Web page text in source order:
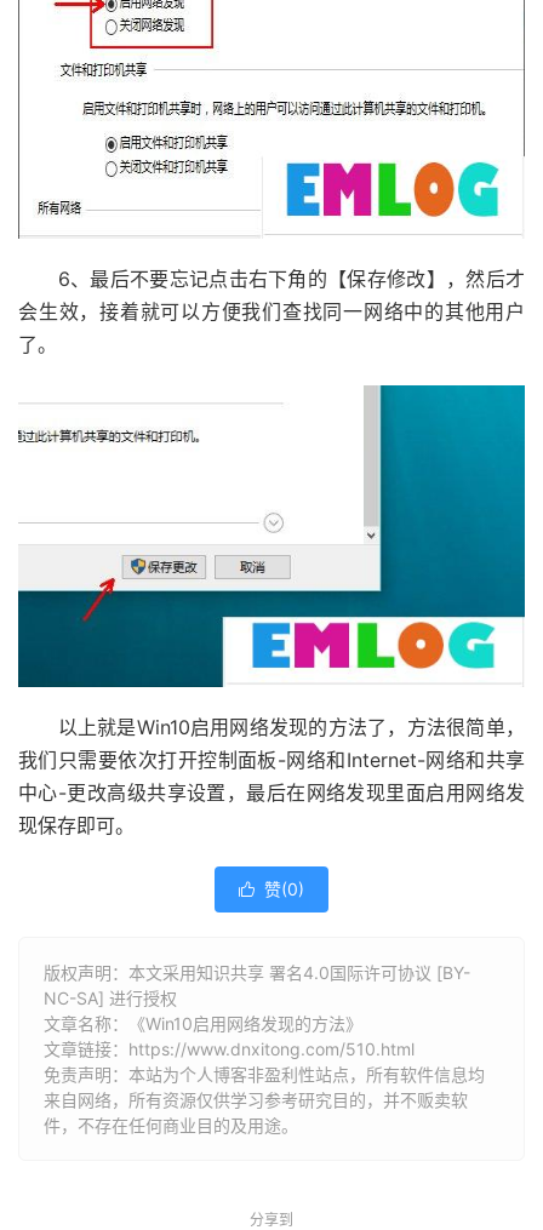
6、最后不要忘记点击右下角的【保存修改】，然后才
会生效，接着就可以方便我们查找同一网络中的其他用户
了。
以上就是Win10启用网络发现的方法了，方法很简单，
我们只需要依次打开控制面板-网络和Internet-网络和共享
中心-更改高级共享设置，最后在网络发现里面启用网络发
现保存即可。
 赞(0)
版权声明：本文采用知识共享 署名4.0国际许可协议 [BY-
NC-SA] 进行授权
文章名称：《Win10启用网络发现的方法》
文章链接： https://www.dnxitong.com/510.html
免责声明：本站为个人博客非盈利性站点，所有软件信息均
来自网络，所有资源仅供学习参考研究目的，并不贩卖软
件，不存在任何商业目的及用途。
分享到